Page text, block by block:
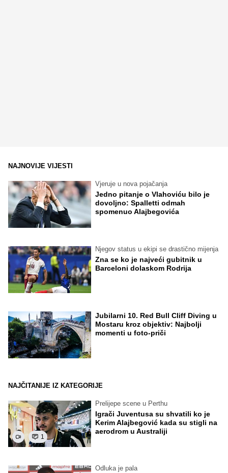
NAJNOVIJE VIJESTI
Vjeruje u nova pojačanja
Jedno pitanje o Vlahoviću bilo je
dovoljno: Spalletti odmah
spomenuo Alajbegovića
Njegov status u ekipi se drastično mijenja
Zna se ko je najveći gubitnik u
Barceloni dolaskom Rodrija
Jubilarni 10. Red Bull Cliff Diving u
Mostaru kroz objektiv: Najbolji
momenti u foto-priči
NAJČITANIJE IZ KATEGORIJE
1
Prelijepe scene u Perthu
Igrači Juventusa su shvatili ko je
Kerim Alajbegović kada su stigli na
aerodrom u Australiji
Odluka je pala